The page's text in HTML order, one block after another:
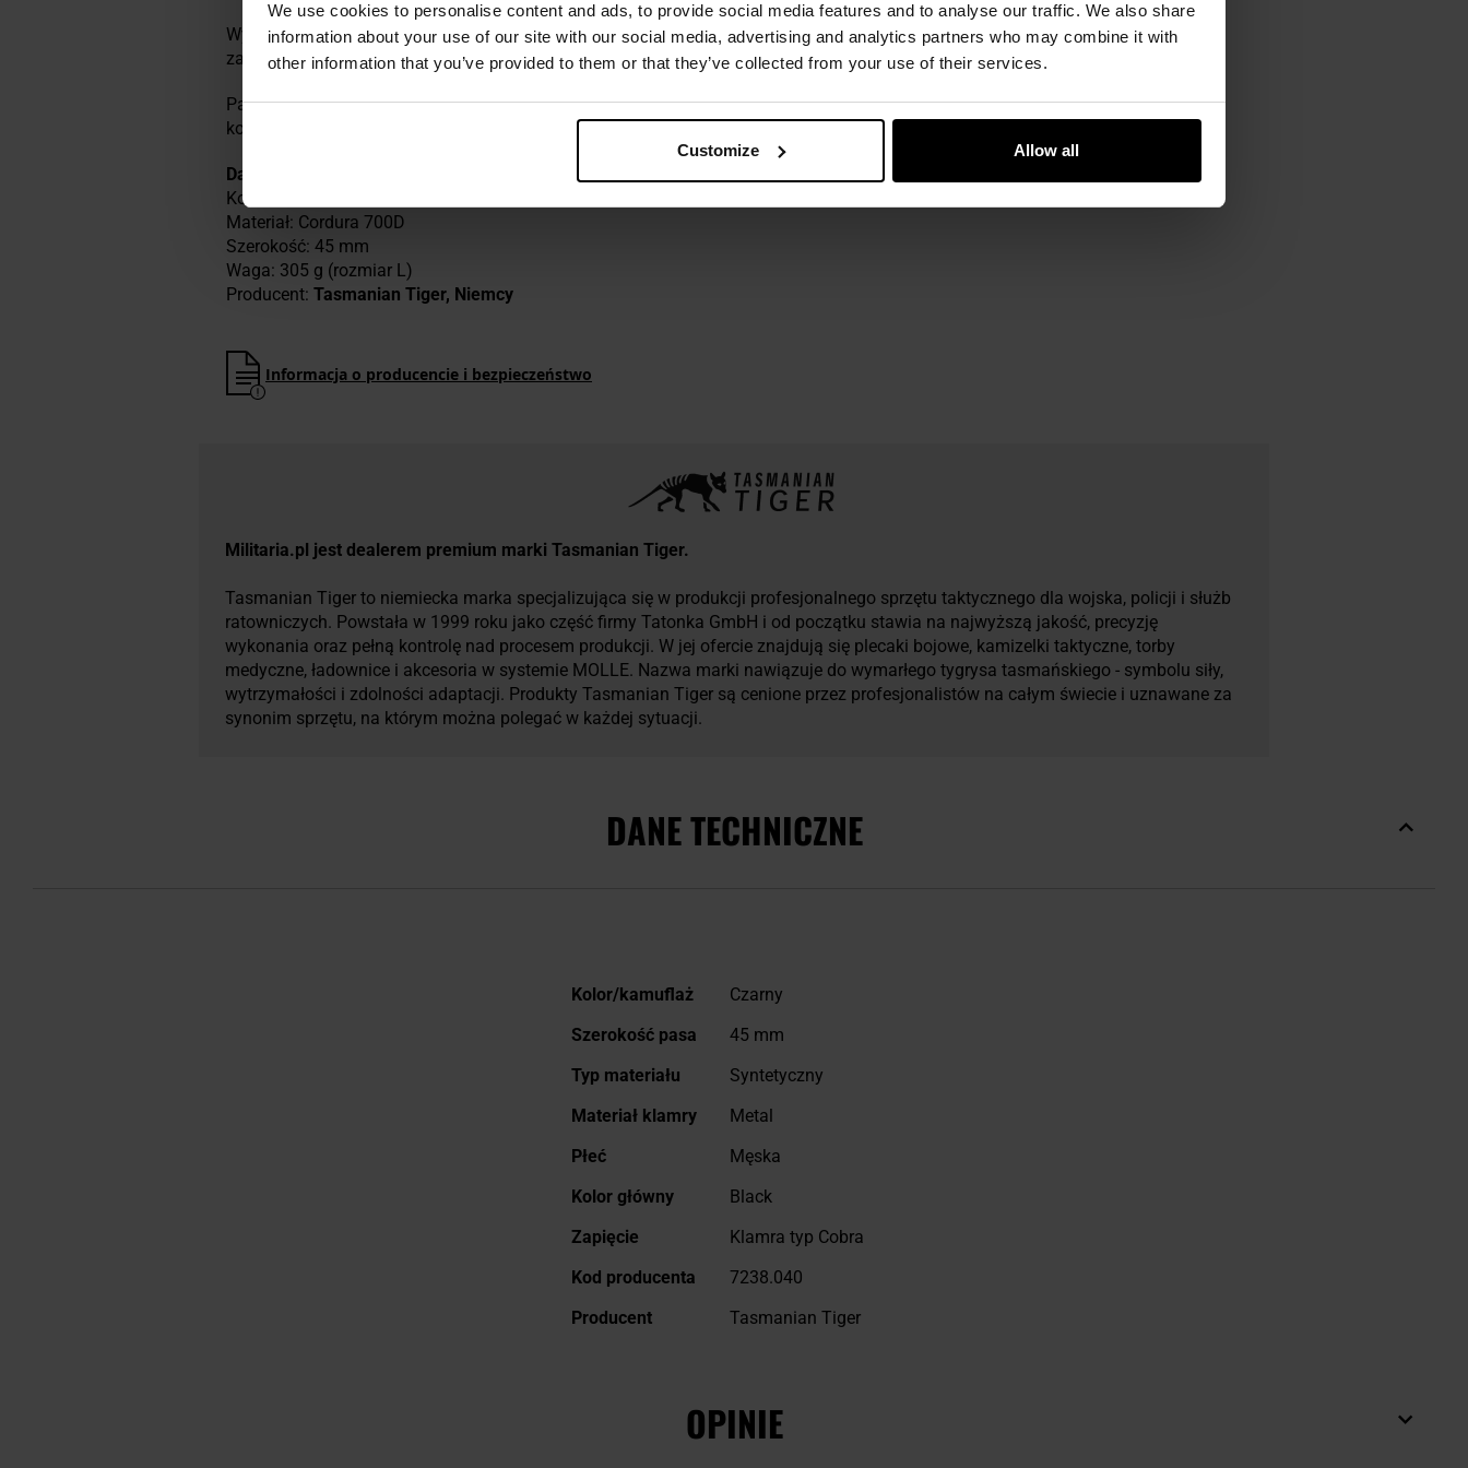
We use cookies to personalise content and ads, to provide social media features and to analyse our traffic. We also share
information about your use of our site with our social media, advertising and analytics partners who may combine it with
other information that you’ve provided to them or that they’ve collected from your use of their services.
Customize Allow all
Wykonane laserowo nacięcia w standardzieMOLLEumożliwiają troczenie w dowolnej konfiguracji kieszeni cargo, ładownic,
zasobników lub innych akcesoriów.
Pas może być używany również jako pasek do spodni, dziękiszerokości 45 mm. Wyposażony w solidnąklamrę Cobra, która
konstrukcja pozwala na
błyskawiczne zapinanie i rozpinanie.
Dane techniczne
Kolor: Black
Materiał: Cordura 700D
Szerokość: 45 mm
Waga: 305 g (rozmiar L)
Producent: Tasmanian Tiger, Niemcy
Informacja o producencie i bezpieczeństwo
Militaria.pl jest dealerem premium marki Tasmanian Tiger.
Tasmanian Tiger to niemiecka marka specjalizująca się w produkcji profesjonalnego sprzętu taktycznego dla wojska, policji i służb
ratowniczych. Powstała w 1999 roku jako część firmy Tatonka GmbH i od początku stawia na najwyższą jakość, precyzję
wykonania oraz pełną kontrolę nad procesem produkcji. W jej ofercie znajdują się plecaki bojowe, kamizelki taktyczne, torby
medyczne, ładownice i akcesoria w systemie MOLLE. Nazwa marki nawiązuje do wymarłego tygrysa tasmańskiego - symbolu siły,
wytrzymałości i zdolności adaptacji. Produkty Tasmanian Tiger są cenione przez profesjonalistów na całym świecie i uznawane za
synonim sprzętu, na którym można polegać w każdej sytuacji.
DANE TECHNICZNE
Więcej
Kolor/kamuflaż
Czarny
Szerokość pasa
45 mm
Typ materiału
Syntetyczny
Materiał klamry
Metal
Płeć
Męska
Kolor główny
Black
Zapięcie
Klamra typ Cobra
Kod producenta
7238.040
Producent
Tasmanian Tiger
OPINIE